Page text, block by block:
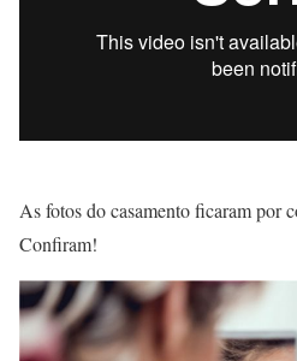
As fotos do casamento ficaram por
Confiram!